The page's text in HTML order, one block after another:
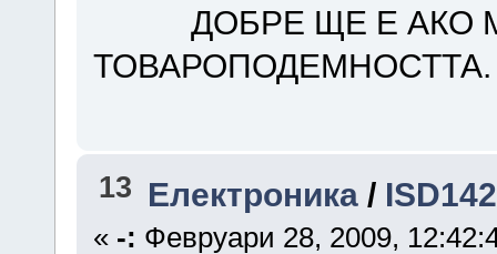
ДОБРЕ ЩЕ Е АКО
ТОВАРОПОДЕМНОСТТА.
13 Електроника /
« -: Февруари 28, 2009,